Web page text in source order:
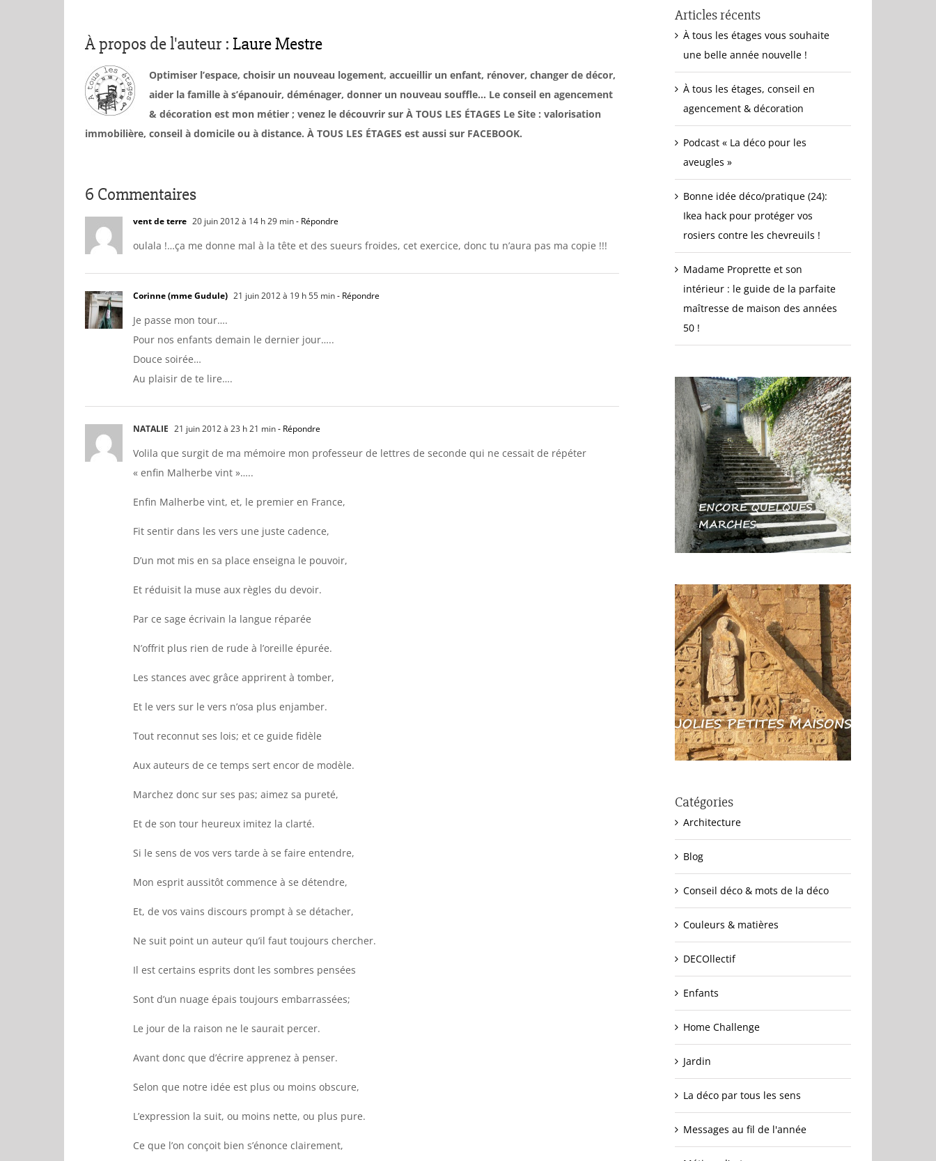
À propos de l'auteur : Laure Mestre
Optimiser l’espace, choisir un nouveau logement, accueillir un enfant, rénover, changer de décor,
aider la famille à s’épanouir, déménager, donner un nouveau souffle… Le conseil en agencement
& décoration est mon métier ; venez le découvrir sur À TOUS LES ÉTAGES Le Site : valorisation
immobilière, conseil à domicile ou à distance. À TOUS LES ÉTAGES est aussi sur FACEBOOK.
6 Commentaires
vent de terre 20 juin 2012 à 14 h 29 min- Répondre
oulala !…ça me donne mal à la tête et des sueurs froides, cet exercice, donc tu n’aura pas ma copie !!!
Corinne (mme Gudule) 21 juin 2012 à 19 h 55 min- Répondre
Je passe mon tour….
Pour nos enfants demain le dernier jour…..
Douce soirée…
Au plaisir de te lire….
NATALIE 21 juin 2012 à 23 h 21 min- Répondre
Volila que surgit de ma mémoire mon professeur de lettres de seconde qui ne cessait de répéter
« enfin Malherbe vint »…..
Enfin Malherbe vint, et, le premier en France,
Fit sentir dans les vers une juste cadence,
D’un mot mis en sa place enseigna le pouvoir,
Et réduisit la muse aux règles du devoir.
Par ce sage écrivain la langue réparée
N’offrit plus rien de rude à l’oreille épurée.
Les stances avec grâce apprirent à tomber,
Et le vers sur le vers n’osa plus enjamber.
Tout reconnut ses lois; et ce guide fidèle
Aux auteurs de ce temps sert encor de modèle.
Marchez donc sur ses pas; aimez sa pureté,
Et de son tour heureux imitez la clarté.
Si le sens de vos vers tarde à se faire entendre,
Mon esprit aussitôt commence à se détendre,
Et, de vos vains discours prompt à se détacher,
Ne suit point un auteur qu’il faut toujours chercher.
Il est certains esprits dont les sombres pensées
Sont d’un nuage épais toujours embarrassées;
Le jour de la raison ne le saurait percer.
Avant donc que d’écrire apprenez à penser.
Selon que notre idée est plus ou moins obscure,
L’expression la suit, ou moins nette, ou plus pure.
Ce que l’on conçoit bien s’énonce clairement,
Articles récents
À tous les étages vous souhaite
une belle année nouvelle !
À tous les étages, conseil en
agencement & décoration
Podcast « La déco pour les
aveugles »
Bonne idée déco/pratique (24):
Ikea hack pour protéger vos
rosiers contre les chevreuils !
Madame Proprette et son
intérieur : le guide de la parfaite
maîtresse de maison des années
50 !
Catégories
Architecture
Blog
Conseil déco & mots de la déco
Couleurs & matières
DECOllectif
Enfants
Home Challenge
Jardin
La déco par tous les sens
Messages au fil de l'année